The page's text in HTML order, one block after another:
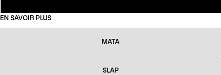
EN SAVOIR PLUS
MATA
SLAP